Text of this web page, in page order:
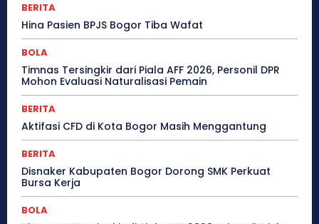
BERITA
Hina Pasien BPJS Bogor Tiba Wafat
BOLA
Timnas Tersingkir dari Piala AFF 2026, Personil DPR
Mohon Evaluasi Naturalisasi Pemain
BERITA
Aktifasi CFD di Kota Bogor Masih Menggantung
BERITA
Disnaker Kabupaten Bogor Dorong SMK Perkuat
Bursa Kerja
BOLA